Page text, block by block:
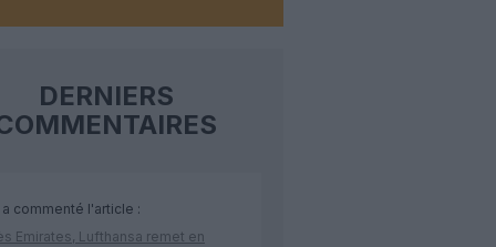
DERNIERS
a commenté l'article :
Emirates, Lufthansa remet en